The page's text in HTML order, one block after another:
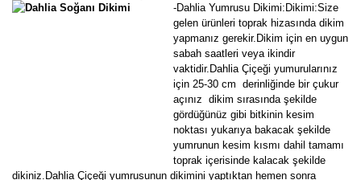
-Dahlia Yumrusu Dikimi: Dikimi:Size
gelen ürünleri toprak hizasında dikim
yapmanız gerekir.Dikim için en uygun
sabah saatleri veya ikindir
vaktidir.Dahlia Çiçeği yumurularınız
için 25-30 cm derinliğinde bir çukur
açınız dikim sırasında şekilde
gördüğünüz gibi bitkinin kesim
noktası yukarıya bakacak şekilde
yumrunun kesim kısmı dahil tamamı
toprak içerisinde kalacak şekilde
dikiniz.Dahlia Çiçeği yumrusunun dikimini yaptıktan hemen sonra